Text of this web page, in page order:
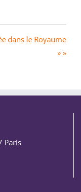
dans le Royaume
» »
Paris